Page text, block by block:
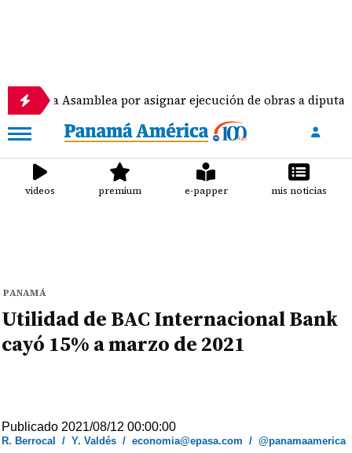
Asamblea por asignar ejecución de obras a diputados
videos premium e-papper mis noticias
PANAMÁ
Utilidad de BAC Internacional Bank
cayó 15% a marzo de 2021
Publicado 2021/08/12 00:00:00
R. Berrocal /Y. Valdés /economia@epasa.com /@panamaamerica